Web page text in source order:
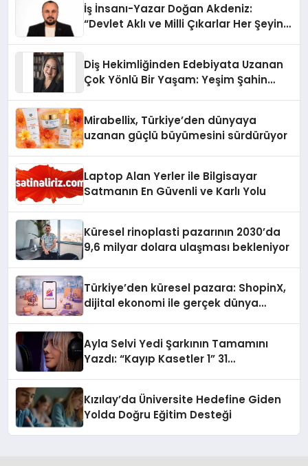
İş İnsanı-Yazar Doğan Akdeniz:
“Devlet Aklı ve Milli Çıkarlar Her Şeyin
Diş Hekimliğinden Edebiyata Uzanan
Çok Yönlü Bir Yaşam: Yeşim Şahin
Mirabellix, Türkiye’den dünyaya
uzanan güçlü büyümesini sürdürüyor
Laptop Alan Yerler ile Bilgisayar
Satmanın En Güvenli ve Karlı Yolu
Küresel rinoplasti pazarının 2030’da
9,6 milyar dolara ulaşması bekleniyor
Türkiye’den küresel pazara: ShopinX,
dijital ekonomi ile gerçek dünya
Ayla Selvi Yedi Şarkının Tamamını
Yazdı: “Kayıp Kasetler 1” 31
Kızılay’da Üniversite Hedefine Giden
Yolda Doğru Eğitim Desteği